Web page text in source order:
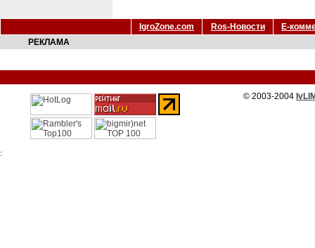
IgroZone.com Ros-Новости
Е-
РЕКЛАМА
© 2003-2004
: